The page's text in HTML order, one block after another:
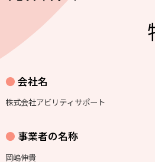
会社名
株式会社アビリティサポート
事業者の名称
岡嶋伸貴